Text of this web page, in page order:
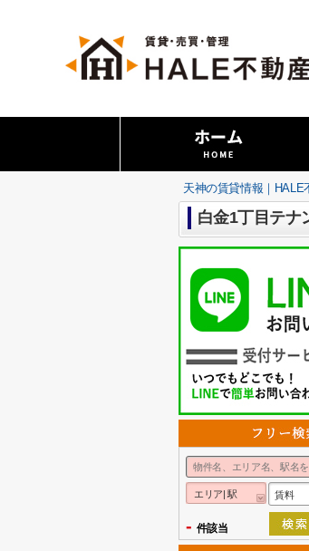
天神の賃貸情報｜HALE
白金1丁目テナ
エリア| 駅 賃料
- 件該当